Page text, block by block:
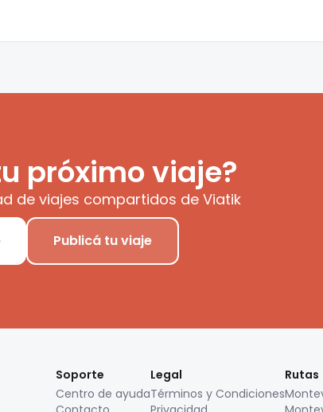
próximo viaje?
de viajes compartidos de Viatik
Publicá tu viaje
Soporte
Centro de ayuda
Legal
Términos y Condiciones
Rutas